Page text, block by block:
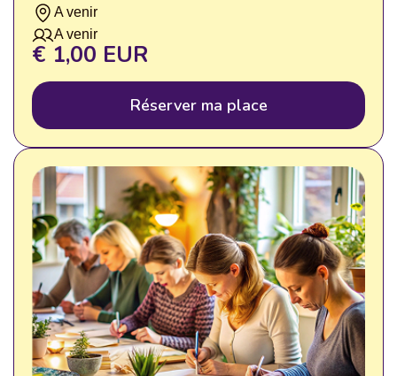
A venir
A venir
€ 1,00 EUR
Réserver ma place